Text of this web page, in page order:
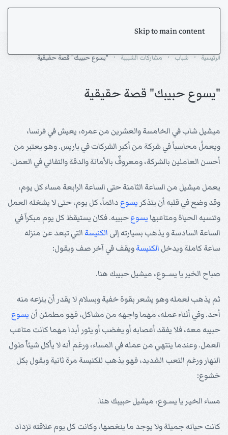
Skip to main content
الرئيسية شباب مشاركات الشبيبة "يسوع حبيبك" قصة حقيقية
"يسوع حبيبك" قصة حقيقية
ميشيل شاب في الخامسة والعشرين من عمره، يعيش في فرنسا،
ويعملُ محاسباً في شركة من أكبر الشركات في باريس. وهو يعتبر من
أحسن العاملين بالشركة، ومعروفٌ بالأمانة والدقة والتفاني في العمل.
يعمل ميشيل من الساعة الثامنة حتى الساعة الرابعة مساء كل يوم،
وقد وضع في قلبه أن يتذكر يسوع دائماً، كل يوم، حتى لا يشغله العمل
وتنسيه الحياة ومتاعبهايسوعحبيبه. فكان يستيقظ كل يوم مبكراً في
الساعة السادسة و يذهب بسيارته إلى الكنيسة التي تبعد عن منزله
ساعة كاملة ويدخل الكنيسةويقف في آخر صف ويقول:
صباح الخير يا يســوع، ميشيل حبيبك هنا.
ثم يذهب لعمله وهو يشعر بقوة خفية وبسلام لا يقدر أن ينزعه منه
أحد. وفي أثناء عمله، مهما واجهه من مشاكل، فهو مطمئن أن يسوع
حبيبه معه، فلا يفقد أعصابه أو يغضب أو يثور أبدا مهما كانت متاعب
العمل. وعندما ينتهي من عمله في المساء، ورغم أنه لا يأكل شيئاً طول
النهار ورغم التعب الشديد، فهو يذهب للكنيسة مرة ثانية ويقول بكل
خشوع:
مساء الخيـر يا يسـوع، ميشيل حبيبك هنا.
كانت حياته جميلة ولا يوجد ما ينغصها، وكانت كل يوم علاقته تزداد